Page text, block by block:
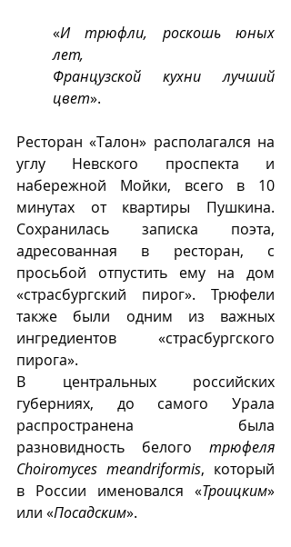
«И трюфли, роскошь юных
лет,
Французской кухни лучший
цвет».
Ресторан «Талон» располагался на
углу Невского проспекта и
набережной Мойки, всего в 10
минутах от квартиры Пушкина.
Сохранилась записка поэта,
адресованная в ресторан, с
просьбой отпустить ему на дом
«страсбургский пирог». Трюфели
также были одним из важных
ингредиентов «страсбургского
пирога».
В центральных российских
губерниях, до самого Урала
распространена была
разновидность белого трюфеля
Choiromyces meandriformis, который
в России именовался «Троицким»
или «Посадским».